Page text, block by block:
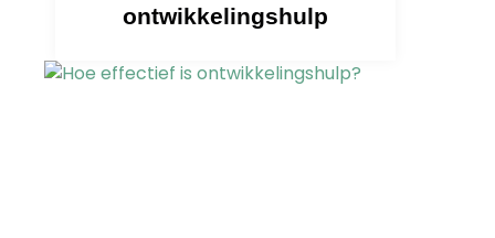
ontwikkelingshulp